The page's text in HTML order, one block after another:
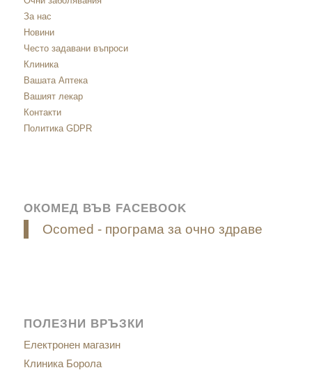
За нас
Новини
Често задавани въпроси
Клиника
Вашата Аптека
Вашият лекар
Контакти
Политика GDPR
ОКОМЕД ВЪВ FACEBOOK
Ocomed - програма за очно здраве
ПОЛЕЗНИ ВРЪЗКИ
Електронен магазин
Клиника Борола